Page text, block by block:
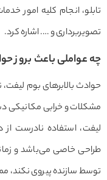
انجام کلیه امور خدمات
و …. اشاره کرد.
باعث بروز
بالابرهای بوم لیفت، ناشی
و خرابی مکانیکی
استفاده نادرست از
خاصی می‌باشد و زمانی که
سازنده پیروی نکند، ممکن